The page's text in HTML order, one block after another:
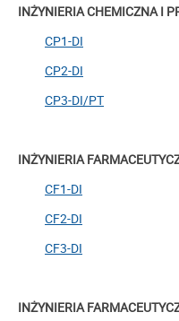
INŻYNIERIA CHEMICZNA I
CP1-DI
CP2-DI
CP3-DI/PT
INŻYNIERIA
CF1-DI
CF2-DI
CF3-DI
INŻYNIERIA